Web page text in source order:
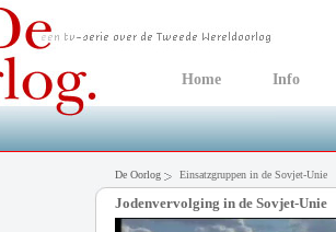
Home Info
De Oorlog Einsatzgruppen in de Sovjet-Unie
Jodenvervolging in de Sovjet-Unie